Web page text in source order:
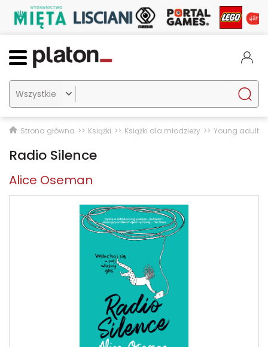

Strona główna Książki Książki dla młodzieży Young adult
Radio Silence
Alice Oseman